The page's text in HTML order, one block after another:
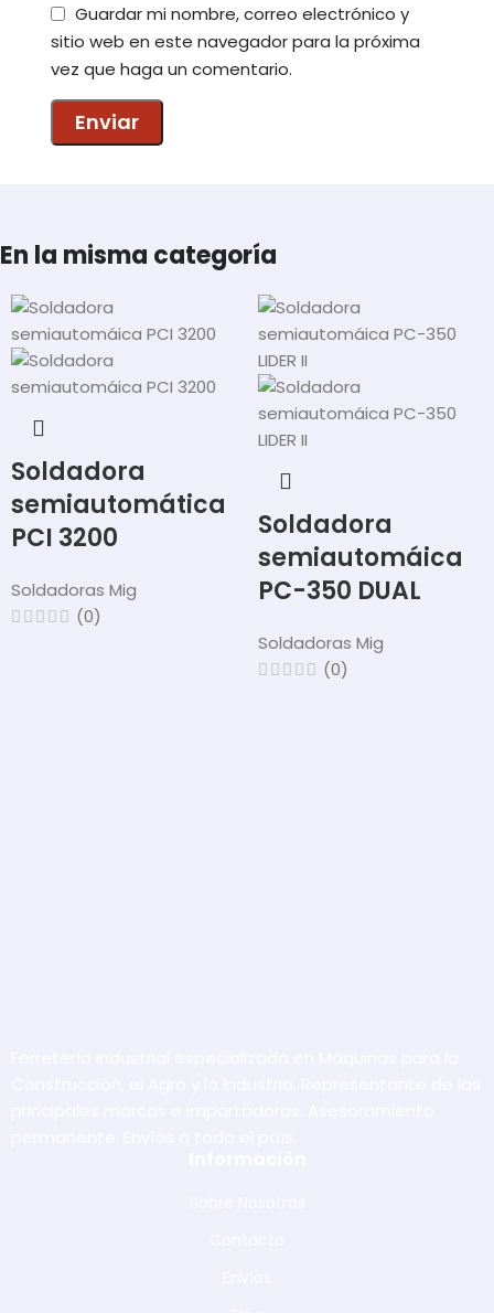
Guardar mi nombre, correo electrónico y
sitio web en este navegador para la próxima
vez que haga un comentario.
En la misma categoría
Soldadora
semiautomática
PCI 3200
Soldadoras Mig
(0)
Soldadora
semiautomáica
PC-350 DUAL
Soldadoras Mig
(0)